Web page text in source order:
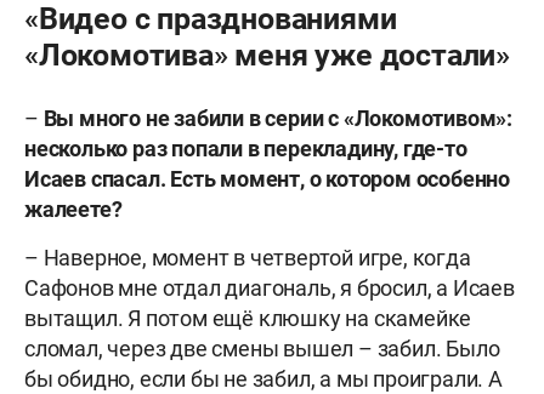
«Видео с празднованиями
«Локомотива» меня уже достали»
– Вы много не забили в серии с «Локомотивом»:
несколько раз попали в перекладину, где-то
Исаев спасал. Есть момент, о котором особенно
жалеете?
– Наверное, момент в четвертой игре, когда
Сафонов мне отдал диагональ, я бросил, а Исаев
вытащил. Я потом ещё клюшку на скамейке
сломал, через две смены вышел – забил. Было
бы обидно, если бы не забил, а мы проиграли. А